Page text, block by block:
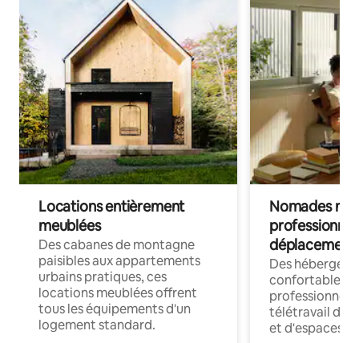
Locations entièrement
meublées
Des cabanes de montagne
paisibles aux appartements
urbains pratiques, ces
locations meublées offrent
tous les équipements d'un
logement standard.
Nomades
déplacement
Des
confortables
professionnels
télétravail
et d'espaces